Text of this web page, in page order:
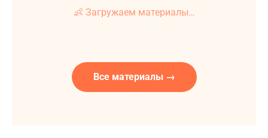
👶 Загружаем материалы…
Все материалы →